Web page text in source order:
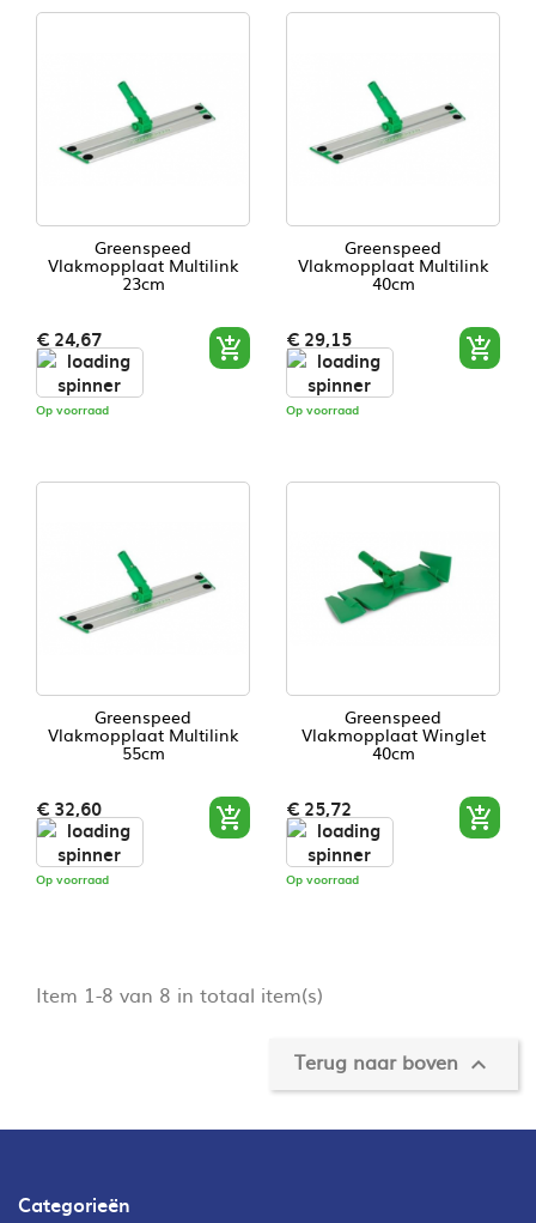
Greenspeed
Vlakmopplaat Multilink
23cm
€ 24,67
Op voorraad

Greenspeed
Vlakmopplaat Multilink
40cm
€ 29,15
Op voorraad

Greenspeed
Vlakmopplaat Multilink
55cm
€ 32,60
Op voorraad

Greenspeed
Vlakmopplaat Winglet
40cm
€ 25,72
Op voorraad

Item 1-8 van 8 in totaal item(s)
Terug naar boven 
Categorieën